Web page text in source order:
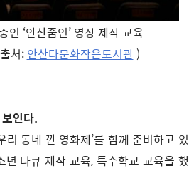
‘안산줌인’ 영상 제작 교육
처: 안산다문화작은도서관 )
인다.
리 동네 깐 영화제’를 함께 준비하고
다큐 제작 교육, 특수학교 교육을